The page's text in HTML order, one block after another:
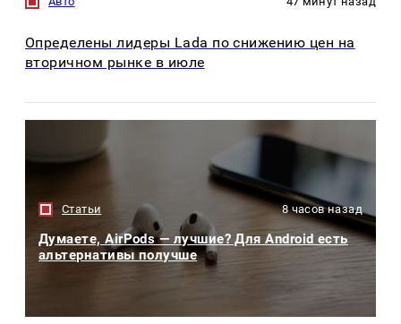
Определены лидеры Lada по снижению цен на
вторичном рынке в июле
Статьи 8 часов назад
Думаете, AirPods — лучшие? Для Android есть
альтернативы получше